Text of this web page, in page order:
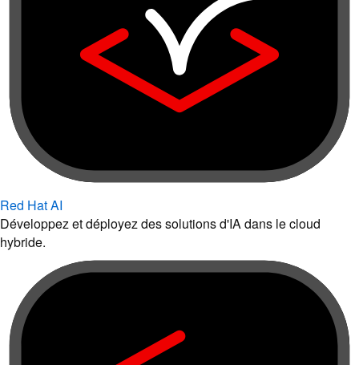
Red Hat AI
Développez et déployez des solutions d'IA dans le cloud
hybride.